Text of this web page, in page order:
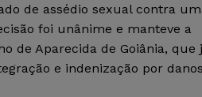
de assédio sexual contra
foi unânime e manteve a
de Aparecida de Goiânia, que
e indenização por